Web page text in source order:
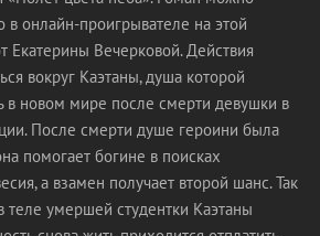
в онлайн-проигрывателе на этой
Екатерины Вечерковой. Действия
вокруг Каэтаны, душа которой
в новом мире после смерти девушки в
После смерти душе героини была
помогает богине в поисках
а взамен получает второй шанс. Так
теле умершей студентки Каэтаны